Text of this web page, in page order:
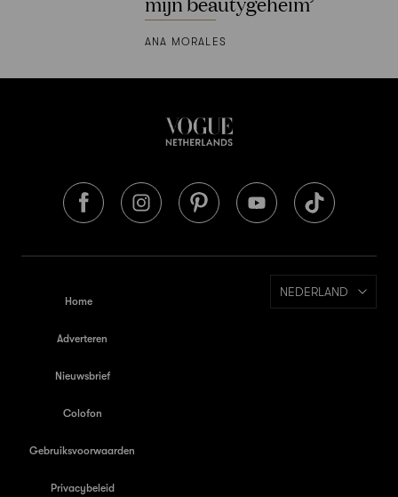
ANA MORALES
Home
Adverteren
Nieuwsbrief
Colofon
Gebruiksvoorwaarden
Privacybeleid
NEDERLAND